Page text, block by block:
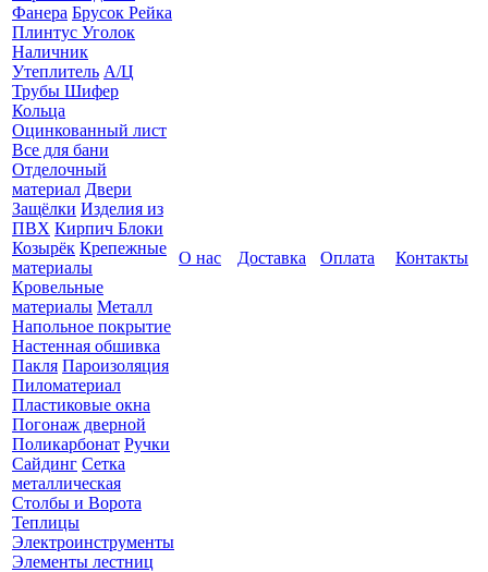
Фанера Брусок Рейка
Плинтус Уголок
Наличник
Утеплитель А/Ц
Трубы Шифер
Кольца
Оцинкованный лист
Все для бани
Отделочный
материал Двери
Защёлки Изделия из
ПВХ Кирпич Блоки
Козырёк Крепежные
материалы
Кровельные
материалы Металл
Напольное покрытие
Настенная обшивка
Пакля Пароизоляция
Пиломатериал
Пластиковые окна
Погонаж дверной
Поликарбонат Ручки
Сайдинг Сетка
металлическая
Столбы и Ворота
Теплицы
Электроинструменты
Элементы лестниц
О нас Доставка Оплата Контакты